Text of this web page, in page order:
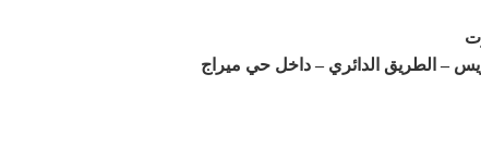
– الطريق الدائري – داخل حي ميراج